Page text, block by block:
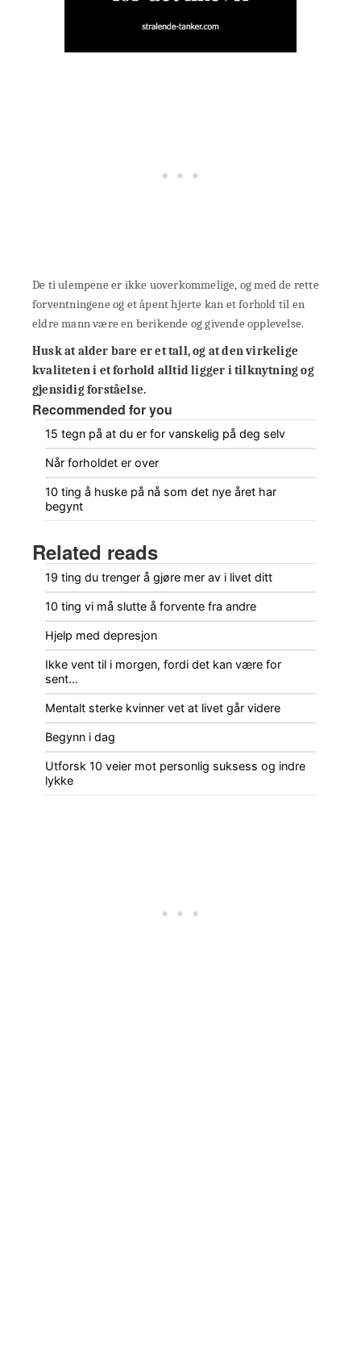
De ti ulempene er ikke uoverkommelige, og med de rette
forventningene og et åpent hjerte kan et forhold til en
eldre mann være en berikende og givende opplevelse.
Husk at alder bare er et tall, og at den virkelige
kvaliteten i et forhold alltid ligger i tilknytning og
gjensidig forståelse.
Recommended for you
15 tegn på at du er for vanskelig på deg selv
Når forholdet er over
10 ting å huske på nå som det nye året har
begynt
Related reads
19 ting du trenger å gjøre mer av i livet ditt
10 ting vi må slutte å forvente fra andre
Hjelp med depresjon
Ikke vent til i morgen, fordi det kan være for
sent…
Mentalt sterke kvinner vet at livet går videre
Begynn i dag
Utforsk 10 veier mot personlig suksess og indre
lykke